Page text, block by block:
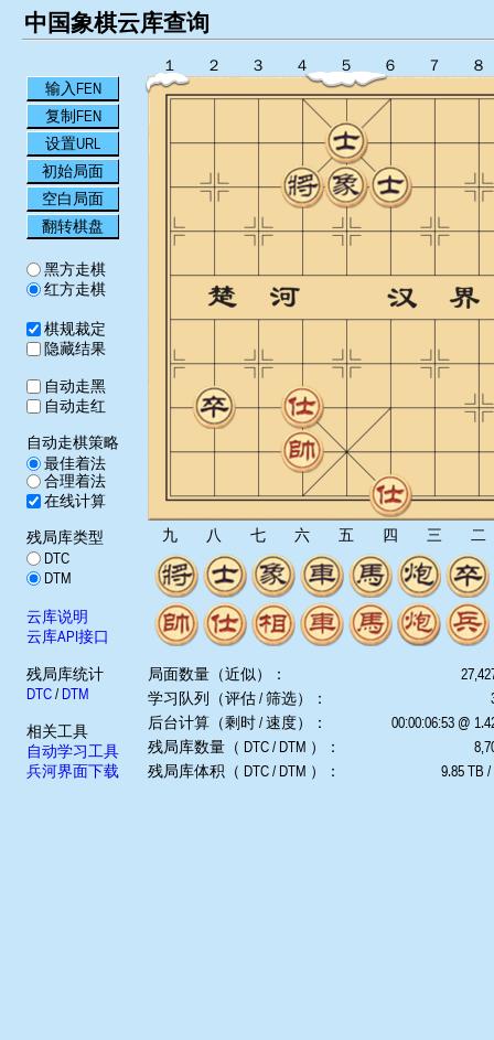
中国象棋云库查询
输入FEN
复制FEN
设置URL
初始局面
空白局面
翻转棋盘
黑方走棋
红方走棋
棋规裁定
隐藏结果
自动走黑
自动走红
自动走棋策略
最佳着法
合理着法
在线计算
残局库类型
DTC
DTM
云库说明
云库API接口
残局库统计
DTC/ DTM
相关工具
自动学习工具
兵河界面下载
１ ２ ３ ４ ５ ６ ７ ８
九 八 七 六 五 四 三 二
局面数量（近似）：
学习队列（评估 / 筛选）：
后台计算（剩时 / 速度）：
00:00:06:53 @
残局库数量（ DTC / DTM ）：
残局库体积（ DTC / DTM ）：
9.85 TB